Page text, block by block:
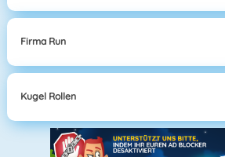
Firma Run
Kugel Rollen